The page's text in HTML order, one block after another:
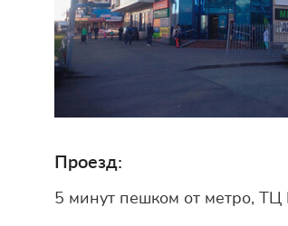
Проезд:
5 минут пешком от метро,